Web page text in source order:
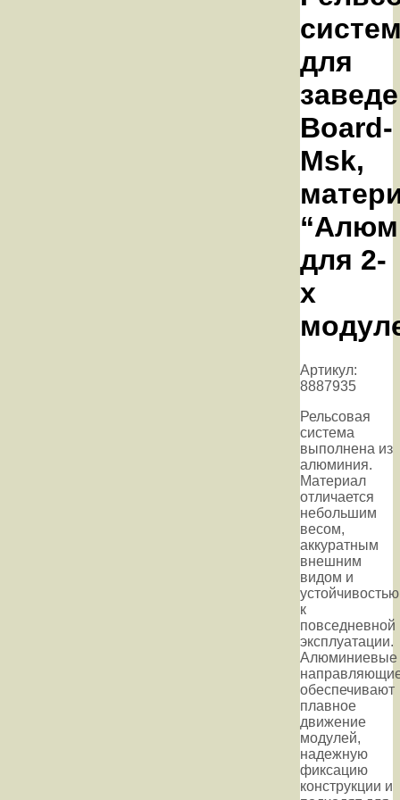
для
Board-
Msk,
для 2-
х
Артикул:
8887935
Рельсовая
система
выполнена из
алюминия.
Материал
отличается
небольшим
весом,
аккуратным
внешним
видом и
устойчивостью
к
повседневной
эксплуатации.
Алюминиевые
обеспечивают
плавное
движение
модулей,
надежную
фиксацию
конструкции и